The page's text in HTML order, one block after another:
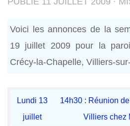
Voici les annonces de la
19 juillet 2009 pour la
Crécy-la-Chapelle, Villiers-
Lundi 13
juillet
14h30 : Réunion
Villiers chez